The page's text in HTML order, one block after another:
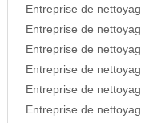
Entreprise de
Entreprise de
Entreprise de
Entreprise de
Entreprise de
Entreprise de